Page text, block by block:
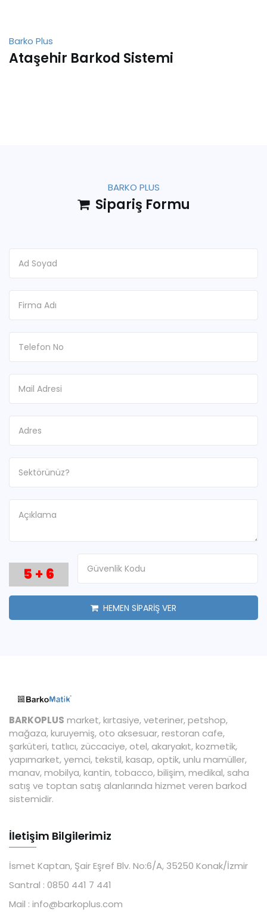
Barko Plus
Ataşehir Barkod Sistemi
BARKO PLUS
Sipariş Formu
5 + 6
HEMEN SİPARİŞ VER
BARKOPLUS market, kırtasiye, veteriner, petshop,
mağaza, kuruyemiş, oto aksesuar, restoran cafe,
şarküteri, tatlıcı, züccaciye, otel, akaryakıt, kozmetik,
yapımarket, yemci, tekstil, kasap, optik, unlu mamüller,
manav, mobilya, kantin, tobacco, bilişim, medikal, saha
satış ve toptan satış alanlarında hizmet veren barkod
sistemidir.
İletişim Bilgilerimiz
İsmet Kaptan, Şair Eşref Blv. No:6/A, 35250 Konak/İzmir
Santral : 0850 441 7 441
Mail : info@barkoplus.com